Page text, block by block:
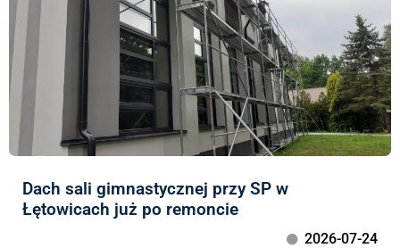
Dach sali gimnastycznej przy SP w
Łętowicach już po remoncie
2026-07-24